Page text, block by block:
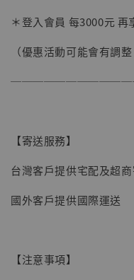
＊登入會員 每3000元 再
（優惠活動可能會有調
【寄送服務】
台灣客戶提供宅配及超
國外客戶提供國際運送
【注意事項】